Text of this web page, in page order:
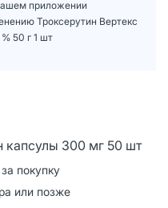
приложении
Троксерутин Вертекс
50 г 1 шт
капсулы 300 мг 50 шт
покупку
или позже